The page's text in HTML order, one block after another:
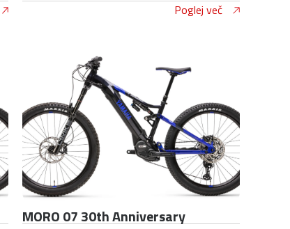
Poglej več
MORO 07 30th Anniversary